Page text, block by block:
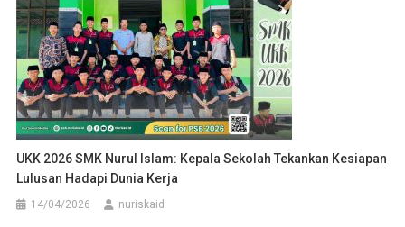
UKK 2026 SMK Nurul Islam: Kepala Sekolah Tekankan Kesiapan
Lulusan Hadapi Dunia Kerja
14/04/2026 nuriskaid